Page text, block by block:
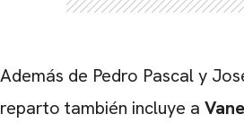
Además de Pedro Pascal y
reparto también incluye a